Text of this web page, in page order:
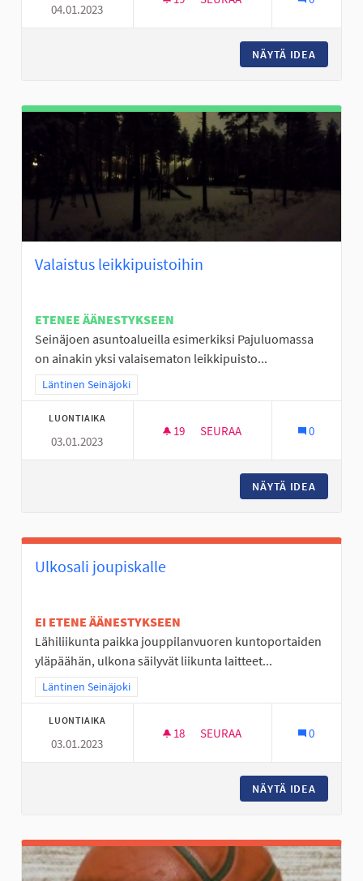
04.01.2023
NÄYTÄ IDEA
Valaistus leikkipuistoihin
ETENEE ÄÄNESTYKSEEN
Seinäjoen asuntoalueilla esimerkiksi Pajuluomassa
on ainakin yksi valaisematon leikkipuisto...
Rajaa tulokset teeman mukaan: Läntinen Seinäjoki
Läntinen Seinäjoki
LUONTIAIKA
03.01.2023
19 19 SEURAAJAA
SEURAA 0
NÄYTÄ IDEA
Ulkosali joupiskalle
EI ETENE ÄÄNESTYKSEEN
Lähiliikunta paikka jouppilanvuoren kuntoportaiden
yläpäähän, ulkona säilyvät liikunta laitteet...
Rajaa tulokset teeman mukaan: Läntinen Seinäjoki
Läntinen Seinäjoki
LUONTIAIKA
03.01.2023
18 18 SEURAAJAA
SEURAA 0
NÄYTÄ IDEA